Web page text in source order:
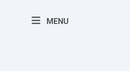
MENU